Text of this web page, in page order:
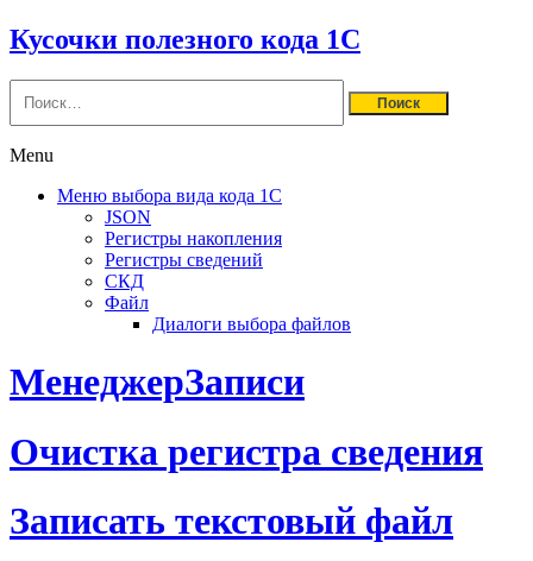
Кусочки полезного кода 1С
Menu
Меню выбора вида кода 1C
JSON
Регистры накопления
Регистры сведений
СКД
Файл
Диалоги выбора файлов
МенеджерЗаписи
Очистка регистра сведения
Записать текстовый файл